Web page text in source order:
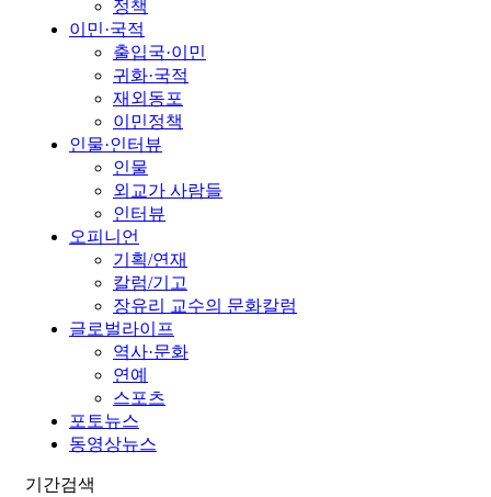
정책
이민·국적
출입국·이민
귀화·국적
재외동포
이민정책
인물·인터뷰
인물
외교가 사람들
인터뷰
오피니언
기획/연재
칼럼/기고
장유리 교수의 문화칼럼
글로벌라이프
역사·문화
연예
스포츠
포토뉴스
동영상뉴스
기간검색